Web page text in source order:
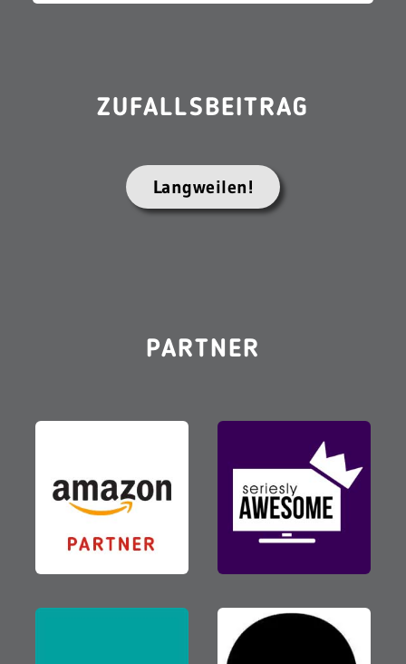
ZUFALLSBEITRAG
Langweilen!
PARTNER